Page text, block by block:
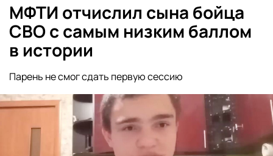
МФТИ отчислил сына бойца
СВО с самым низким баллом
в истории
Парень не смог сдать первую сессию